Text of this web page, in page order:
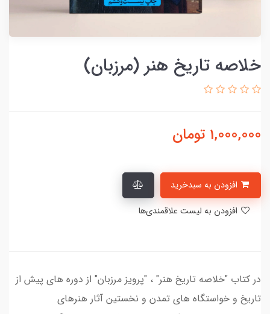
خلاصه تاریخ هنر (مرزبان)
1,000,000 تومان
در کتاب "خلاصه تاریخ هنر" ، "پرویز مرزبان" از دوره های پیش از
تاریخ و خواستگاه های تمدن و نخستین آثار هنرهای